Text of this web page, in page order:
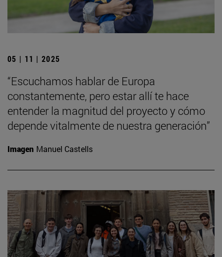
05 | 11 | 2025
“Escuchamos hablar de Europa
constantemente, pero estar allí te hace
entender la magnitud del proyecto y cómo
depende vitalmente de nuestra generación”
Imagen Manuel Castells